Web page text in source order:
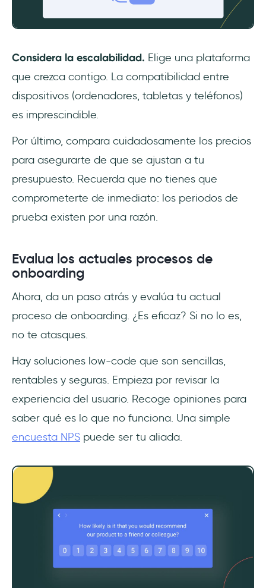
Considera la escalabilidad. Elige una plataforma
que crezca contigo. La compatibilidad entre
dispositivos (ordenadores, tabletas y teléfonos)
es imprescindible.
Por último, compara cuidadosamente los precios
para asegurarte de que se ajustan a tu
presupuesto. Recuerda que no tienes que
comprometerte de inmediato: los periodos de
prueba existen por una razón.
Evalua los actuales procesos de
onboarding
Ahora, da un paso atrás y evalúa tu actual
proceso de onboarding. ¿Es eficaz? Si no lo es,
no te atasques.
Hay soluciones low-code que son sencillas,
rentables y seguras. Empieza por revisar la
experiencia del usuario. Recoge opiniones para
saber qué es lo que no funciona. Una simple
encuesta NPS puede ser tu aliada.